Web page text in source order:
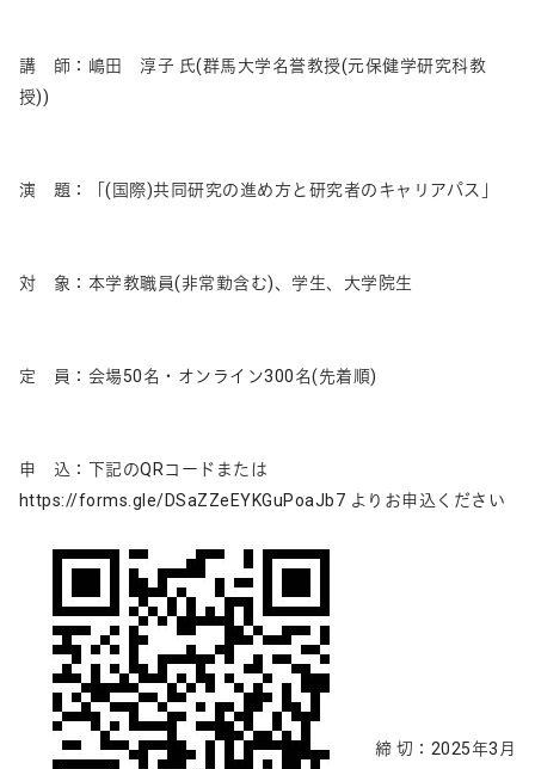
講 師：嶋田 淳子 氏(群馬大学名誉教授(元保健学研究科教
授))
演 題：「(国際)共同研究の進め方と研究者のキャリアパス」
対 象：本学教職員(非常勤含む)、学生、大学院生
定 員：会場50名・オンライン300名(先着順)
申 込：下記のQRコードまたは
https://forms.gle/DSaZZeEYKGuPoaJb7 よりお申込ください
締 切：2025年3月